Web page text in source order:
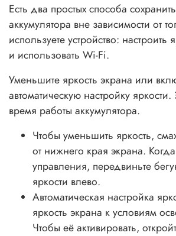
Есть два простых способа
аккумулятора вне зависимости от
используете устройство: настроить
и использовать Wi-Fi.
Уменьшите яркость экрана или
автоматическую настройку
время работы аккумулятора.
Чтобы уменьшить яркость,
от нижнего края экрана.
управления, передвиньте
яркости влево.
Автоматическая настройка
яркость экрана к условиям
Чтобы её активировать,